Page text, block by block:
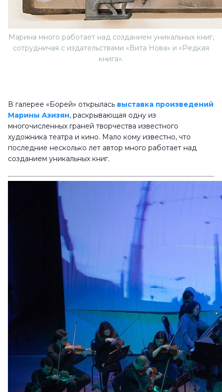
Марина много работает над созданием уникальных книг,
сотрудничая с издательствами «Вита Нова» и «Редкая
книга».
В галерее «Борей» открылась выставка произведений
Марины Азизян, раскрывающая одну из
многочисленных граней творчества известного
художника театра и кино. Мало кому известно, что
последние несколько лет автор много работает над
созданием уникальных книг.